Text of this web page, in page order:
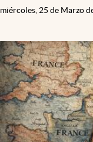
miércoles, 25 de Marzo